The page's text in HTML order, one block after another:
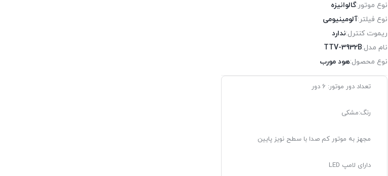
نوع موتور:گالوانیزه
نوع فیلتر:آلومینیومی
ریموت کنترل:ندارد
نام مدل:TTV-3932B
نوع محصول:هود مورب
تعداد دور موتور: 6 دور
رنگ:مشکی
مجهز به موتور کم صدا با سطح نویز پایین
دارای لامپ LED